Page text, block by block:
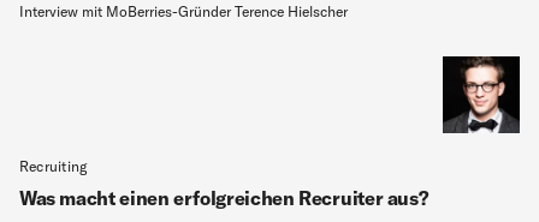
Recruiting
Was macht einen erfolgreichen Recruiter aus?
Interview mit MoBerries-Gründer Terence Hielscher